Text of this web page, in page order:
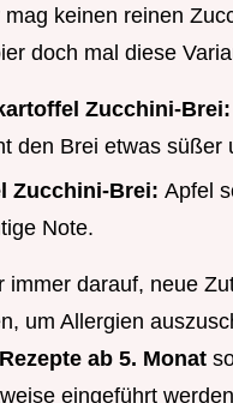
mag keinen reinen
doch mal diese
Zucchini-Brei:
den Brei etwas süßer
Zucchini-Brei: Apfel
Note.
immer darauf, neue
um Allergien
ab 5. Monat
eingeführt